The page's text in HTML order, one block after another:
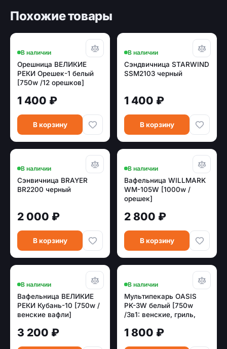
Похожие товары
В наличии
Орешница ВЕЛИКИЕ
РЕКИ Орешек-1 белый
[750w /12 орешков]
1 400 ₽
В корзину
В наличии
Сэндвичница STARWIND
SSM2103 черный
1 400 ₽
В корзину
В наличии
Сэнвичница BRAYER
BR2200 черный
2 000 ₽
В корзину
В наличии
Вафельница WILLMARK
WM-105W [1000w /
орешек]
2 800 ₽
В корзину
В наличии
Вафельница ВЕЛИКИЕ
РЕКИ Кубань-10 [750w /
венские вафли]
3 200 ₽
В наличии
Мультипекарь OASIS
PK-3W белый [750w
/3в1: венские, гриль,
1 800 ₽